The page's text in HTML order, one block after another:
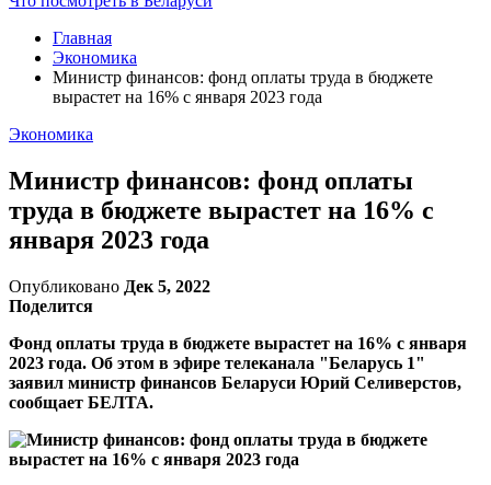
Главная
Экономика
Министр финансов: фонд оплаты труда в бюджете
вырастет на 16% с января 2023 года
Экономика
Министр финансов: фонд оплаты
труда в бюджете вырастет на 16% с
января 2023 года
Опубликовано Дек 5, 2022
Поделится
Фонд оплаты труда в бюджете вырастет на 16% с января
2023 года. Об этом в эфире телеканала "Беларусь 1"
заявил министр финансов Беларуси Юрий Селиверстов,
сообщает БЕЛТА.